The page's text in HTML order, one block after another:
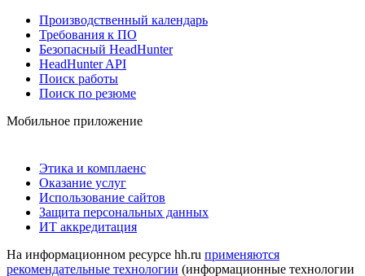
Производственный календарь
Требования к ПО
Безопасный HeadHunter
HeadHunter API
Поиск работы
Поиск по резюме
Мобильное приложение
Этика и комплаенс
Оказание услуг
Использование сайтов
Защита персональных данных
ИТ аккредитация
На информационном ресурсе hh.ru применяются
рекомендательные технологии (информационные технологии